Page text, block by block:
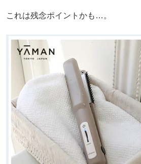
これは残念ポイントかも…。